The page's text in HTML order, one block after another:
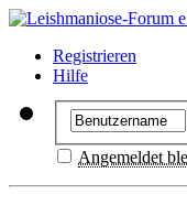
Registrieren
Hilfe
Angemeldet